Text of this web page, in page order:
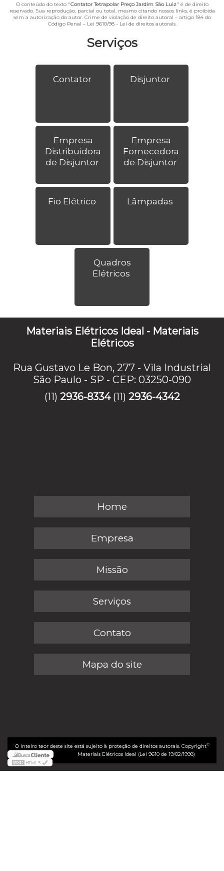
Serviços
Contator Disjuntor
Empresa
Distribuidora
de Disjuntor
Empresa
Fornecedora
de Disjuntor
Fio Elétrico Lâmpadas
Quadros
Elétricos
O conteúdo do texto "Contator Tetrapolar Preço Jardim São Luiz" é de direito
reservado. Sua reprodução, parcial ou total, mesmo citando nossos links, é proibida
sem a autorização do autor. Crime de violação de direito autoral – artigo 184 do
Código Penal – Lei 9610/98 - Lei de direitos autorais.
Materiais Elétricos Ideal - Materiais
Elétricos
Rua Gustavo Le Bon, 277 - Vila Industrial
São Paulo - SP - CEP: 03250-090
(11) 2936-8334 (11) 2936-4342
Home
Empresa
Missão
Serviços
Contato
Mapa do site
O inteiro teor deste site está sujeito à proteção de direitos autorais. Copyright©
Materiais Elétricos Ideal (Lei 9610 de 19/02/1998)